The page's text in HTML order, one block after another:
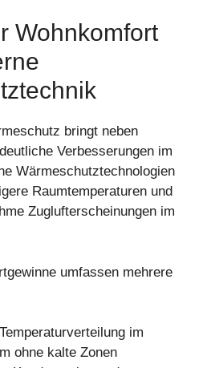
Wohnkomfort
bringt neben
Verbesserungen im
Wärmeschutztechnologien
Raumtemperaturen und
Zuglufterscheinungen im
umfassen mehrere
im
ohne kalte Zonen